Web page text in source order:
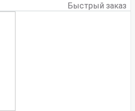
Быстрый заказ